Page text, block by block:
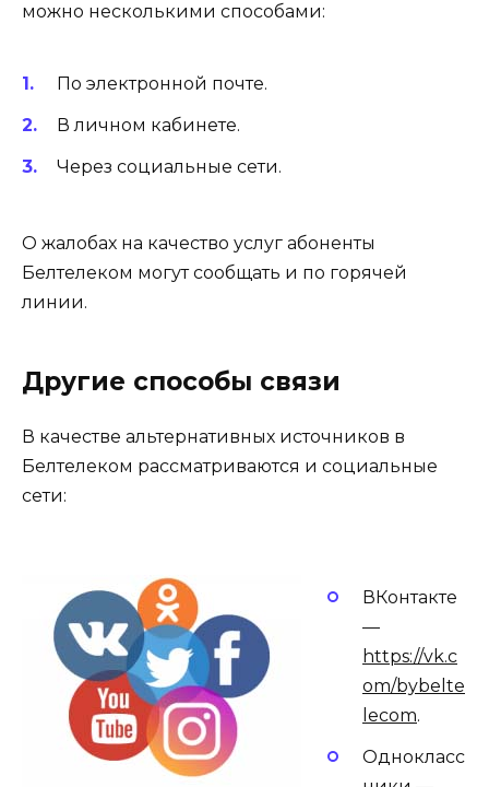
можно несколькими способами:
По электронной почте.
В личном кабинете.
Через социальные сети.
О жалобах на качество услуг абоненты
Белтелеком могут сообщать и по горячей
линии.
Другие способы связи
В качестве альтернативных источников в
Белтелеком рассматриваются и социальные
сети:
ВКонтакте
—
https://vk.c
om/bybelte
lecom.
Однокласс